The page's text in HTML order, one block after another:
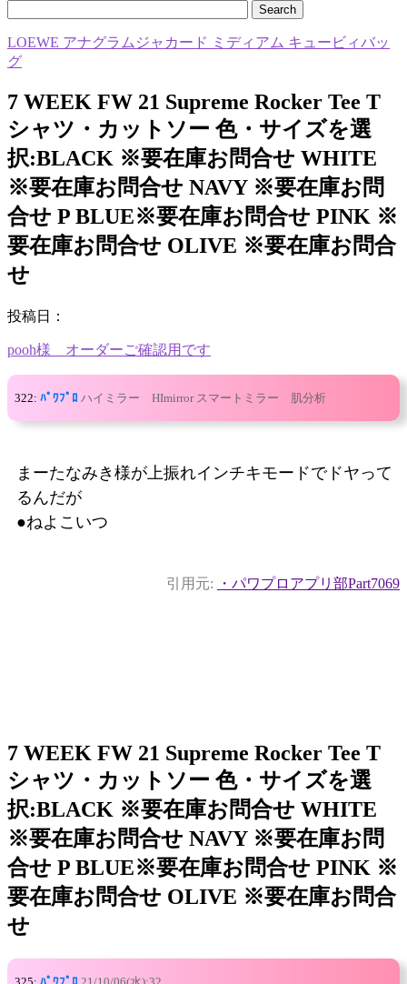
LOEWE アナグラムジャカード ミディアム キュービィバッ
グ
7 WEEK FW 21 Supreme Rocker Tee T
シャツ・カットソー 色・サイズを選
択:BLACK ※要在庫お問合せ WHITE
※要在庫お問合せ NAVY ※要在庫お問
合せ P BLUE※要在庫お問合せ PINK ※
要在庫お問合せ OLIVE ※要在庫お問合
せ
投稿日：
pooh様 オーダーご確認用です
322: ﾊﾟﾜﾌﾟﾛ ハイミラー HImirror スマートミラー 肌分析
まーたなみき様が上振れインチキモードでドヤって
るんだが
●ねよこいつ
引用元: ・パワプロアプリ部Part7069
7 WEEK FW 21 Supreme Rocker Tee T
シャツ・カットソー 色・サイズを選
択:BLACK ※要在庫お問合せ WHITE
※要在庫お問合せ NAVY ※要在庫お問
合せ P BLUE※要在庫お問合せ PINK ※
要在庫お問合せ OLIVE ※要在庫お問合
せ